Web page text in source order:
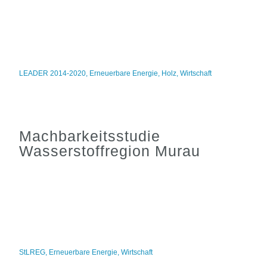
LEADER 2014-2020, Erneuerbare Energie, Holz,Wirtschaft
Machbarkeitsstudie
Wasserstoffregion Murau
StLREG, Erneuerbare Energie,Wirtschaft